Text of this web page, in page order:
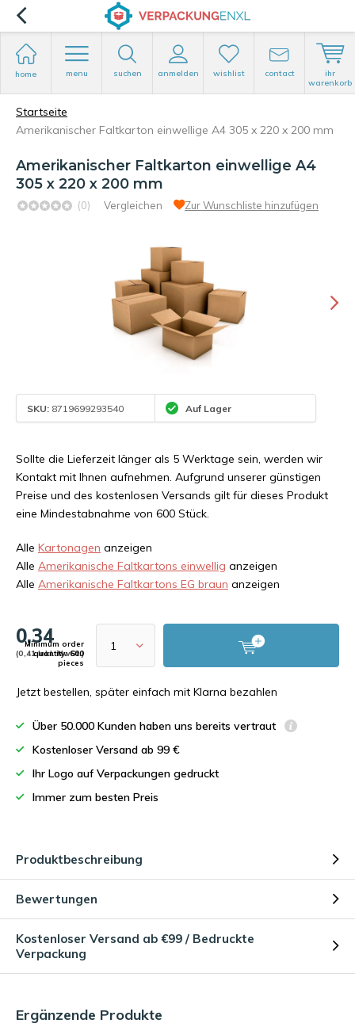
home menu suchen anmelden wishlist contact
ihr
warenkorb
Startseite
Amerikanischer Faltkarton einwellige A4 305 x 220 x 200 mm
Amerikanischer Faltkarton einwellige A4
305 x 220 x 200 mm
(0) Vergleichen Zur Wunschliste hinzufügen
SKU: 8719699293540 Auf Lager
Sollte die Lieferzeit länger als 5 Werktage sein, werden wir
Kontakt mit Ihnen aufnehmen. Aufgrund unserer günstigen
Preise und des kostenlosen Versands gilt für dieses Produkt
eine Mindestabnahme von 600 Stück.
Alle Kartonagen anzeigen
Alle Amerikanische Faltkartons einwellig anzeigen
Alle Amerikanische Faltkartons EG braun anzeigen
0,34
(0,41 Inkl. MwSt.)
Minimum order
quantity: 600
pieces
Jetzt bestellen, später einfach mit Klarna bezahlen
Über 50.000 Kunden haben uns bereits vertraut
Kostenloser Versand ab 99 €
Ihr Logo auf Verpackungen gedruckt
Immer zum besten Preis
Produktbeschreibung
Bewertungen
Kostenloser Versand ab €99 / Bedruckte
Verpackung
Ergänzende Produkte